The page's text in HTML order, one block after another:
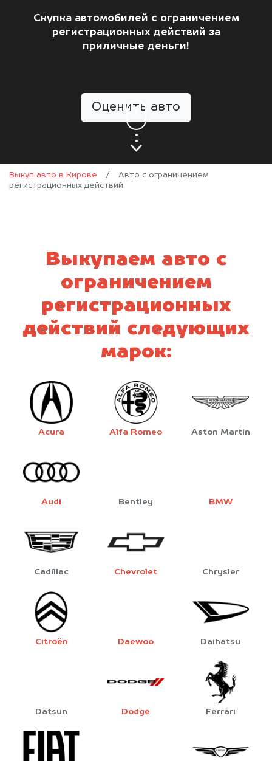
Скупка автомобилей с ограничением
регистрационных действий за
приличные деньги!
Оценить авто
Выкуп авто в Кирове /
Авто с ограничением
регистрационных действий
Выкупаем авто с
ограничением
регистрационных
действий следующих
марок:
Acura Alfa Romeo Aston Martin
Audi Bentley BMW
Cadillac Chevrolet Chrysler
Citroën Daewoo Daihatsu
Datsun Dodge Ferrari